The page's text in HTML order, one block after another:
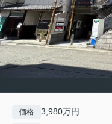
価格 3,980万円